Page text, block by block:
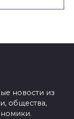
новости из
общества,